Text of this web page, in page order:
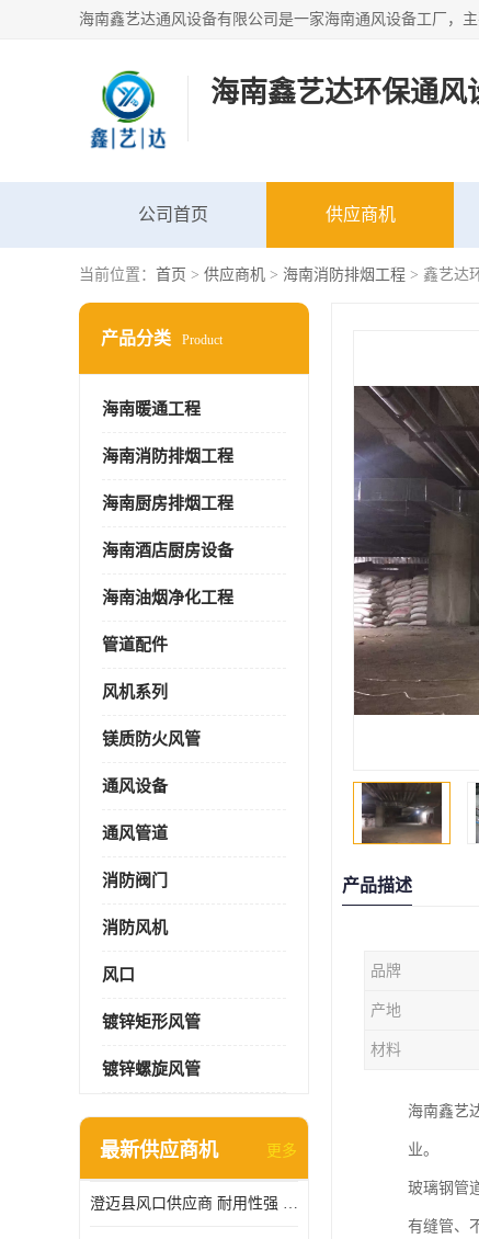
海南鑫艺达环保通风
公司首页 供应商机
当前位置： 首页 > 供应商机 > 海南消防排烟工程 > 鑫艺达
产品分类 Product
海南暖通工程
海南消防排烟工程
海南厨房排烟工程
海南酒店厨房设备
海南油烟净化工程
管道配件
风机系列
镁质防火风管
通风设备
通风管道
消防阀门
消防风机
风口
镀锌矩形风管
镀锌螺旋风管
最新供应商机 更多
澄迈县风口供应商 耐用性强 能够减少能源消耗
产品描述
品牌
产地
材料
海南鑫艺
业。
玻璃钢管
有缝管、